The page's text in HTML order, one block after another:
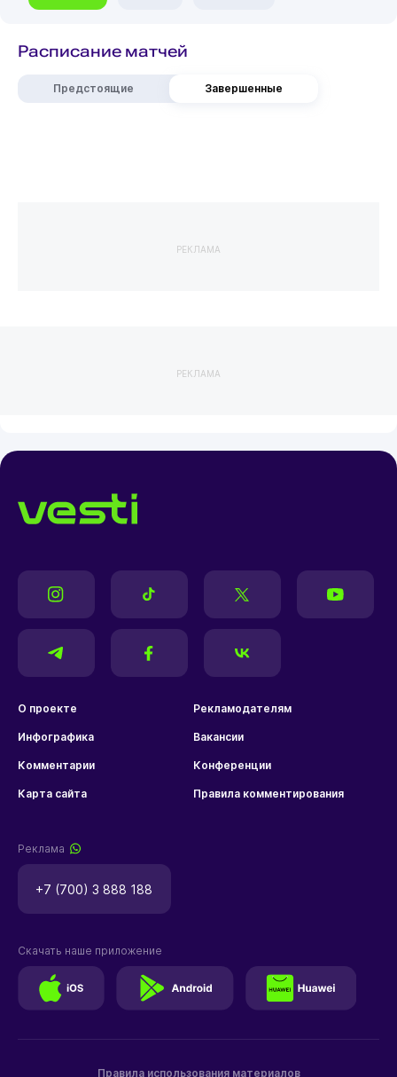
Расписание матчей
Предстоящие Завершенные
РЕКЛАМА
РЕКЛАМА
О проекте Рекламодателям
Инфографика Вакансии
Комментарии Конференции
Карта сайта Правила комментирования
Реклама
+7 (700) 3 888 188
Правила использования материалов
Скачать наше приложение